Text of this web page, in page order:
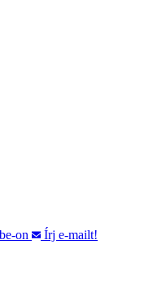
on
Írj e-mailt!